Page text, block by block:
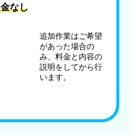
金なし
追加作業はご希望
があった場合の
み、料金と内容の
説明をしてから行
います。